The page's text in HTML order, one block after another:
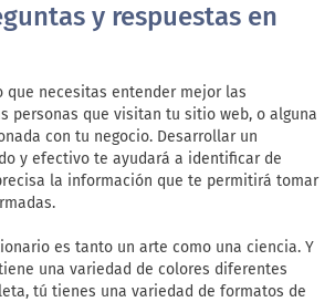
y respuestas en
que necesitas entender mejor las
personas que visitan tu sitio web, o alguna
con tu negocio. Desarrollar un
y efectivo te ayudará a identificar de
la información que te permitirá tomar
es tanto un arte como una ciencia. Y
una variedad de colores diferentes
tú tienes una variedad de formatos de